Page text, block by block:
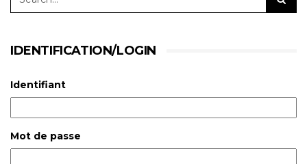
IDENTIFICATION/LOGIN
Identifiant
Mot de passe